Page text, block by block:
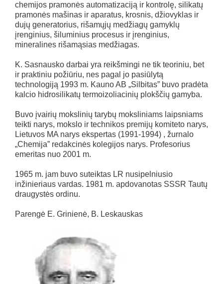
chemijos pramonės automatizaciją ir kontrolę, silikatų
pramonės mašinas ir aparatus, krosnis, džiovyklas ir
dujų generatorius, rišamųjų medžiagų gamyklų
įrenginius, šiluminius procesus ir įrenginius,
mineralines rišamąsias medžiagas.
K. Sasnausko darbai yra reikšmingi ne tik teoriniu, bet
ir praktiniu požiūriu, nes pagal jo pasiūlytą
technologiją 1993 m. Kauno AB „Silbitas” buvo pradėta
kalcio hidrosilikatų termoizoliacinių plokščių gamyba.
Buvo įvairių mokslinių tarybų moksliniams laipsniams
teikti narys, mokslo ir technikos premijų komiteto narys,
Lietuvos MA narys ekspertas (1991-1994) , žurnalo
„Chemija” redakcinės kolegijos narys. Profesorius
emeritas nuo 2001 m.
1965 m. jam buvo suteiktas LR nusipelniusio
inžinieriaus vardas. 1981 m. apdovanotas SSSR Tautų
draugystės ordinu.
Parengė E. Grinienė, B. Leskauskas